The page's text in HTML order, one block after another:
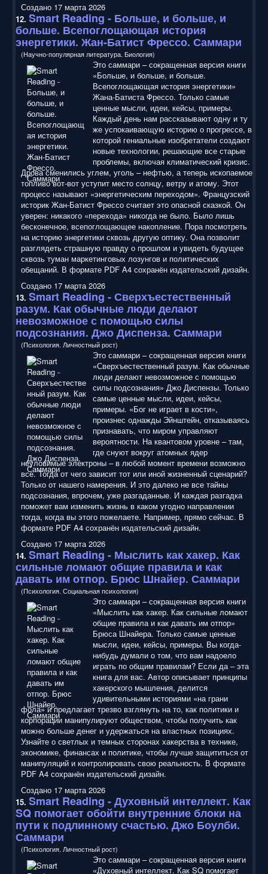
Создано 17 марта 2026
12. Smart Reading - Больше, и больше, и
больше. Всепоглощающая история
энергетики. Жан-Батист Фрессо. Саммари
(Научно-популярная литература. Биология)
Это саммари – сокращенная версия книги
«Больше, и больше, и больше.
Всепоглощающая история энергетики»
Жана-Батиста Фрессо. Только самые
ценные мысли, идеи, кейсы, примеры.
Каждый день нам рассказывают одну и ту
же успокаивающую историю о прогрессе, в
которой гениальные изобретатели создают
новые технологии, решающие все старые
проблемы, включая климатический кризис.
Дрова сменились углем, уголь – нефтью, а теперь ископаемое
топливо вот-вот уступит место солнцу, ветру и атому. Этот
процесс называют «энергетическим переходом». Французский
историк Жан-Батист Фрессо считает это опасной сказкой. Он
уверен: никакого «перехода» никогда не было. Было лишь
бесконечное, всепоглощающее накопление. Пора посмотреть
на историю энергетики сквозь другую оптику. Она позволит
разглядеть страшную правду о прошлом и увидеть будущее
сквозь туман маркетинговых лозунгов и политических
обещаний. В формате PDF A4 сохранён издательский дизайн.
Создано 17 марта 2026
13. Smart Reading - Сверхъестественный
разум. Как обычные люди делают
невозможное с помощью силы
подсознания. Джо Диспенза. Саммари
(Психология. Личностный рост)
Это саммари – сокращенная версия книги
«Сверхъестественный разум. Как обычные
люди делают невозможное с помощью
силы подсознания» Джо Диспензы. Только
самые ценные мысли, идеи, кейсы,
примеры. «Бог не играет в кости»,
произнес однажды Эйнштейн, отказываясь
признавать, что миром управляют
вероятности. На квантовом уровне – там,
где снуют вокруг атомных ядер
неуловимые электроны – в любой момент времени возможно
все. Тогда от чего зависит тот или иной жизненный сценарий?
Только от нашего намерения. И это далеко не все тайны
подсознания, впрочем, уже разгаданные. И каждая разгадка
поможет вам изменить жизнь в каком угодно направлении
тогда, когда вы этого пожелаете. Например, прямо сейчас. В
формате PDF A4 сохранён издательский дизайн.
Создано 17 марта 2026
14. Smart Reading - Мыслить как хакер. Как
сильные ломают общие правила и как
давать им отпор. Брюс Шнайер. Саммари
(Психология. Социальная психология)
Это саммари – сокращенная версия книги
«Мыслить как хакер. Как сильные ломают
общие правила и как давать им отпор»
Брюса Шнайера. Только самые ценные
мысли, идеи, кейсы, примеры. Вы когда-
нибудь думали о том, что вам надоело
играть по общим правилам? Если да – эта
книга для вас. Автор описывает принципы
хакерского мышления, делится
удивительными историями «на грани
фола» и предлагает трезво взглянуть на то, как политики и
корпорации манипулируют обществом, чтобы получить как
можно больше денег и удержаться на властных позициях.
Узнайте о светлых и темных сторонах хакерства в технике,
экономике, финансах и политике, чтобы лучше защититься от
манипуляций и контролировать свою реальность. В формате
PDF A4 сохранён издательский дизайн.
Создано 17 марта 2026
15. Smart Reading - Духовный интеллект. Как
SQ помогает обойти внутренние блоки на
пути к подлинному счастью. Джо Боулби.
Саммари
(Психология. Личностный рост)
Это саммари – сокращенная версия книги
«Духовный интеллект. Как SQ помогает